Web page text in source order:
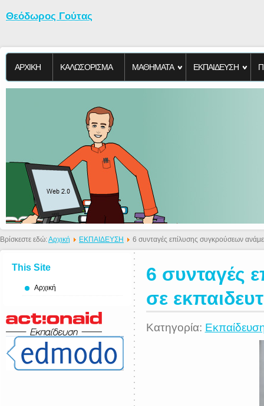
Θεόδωρος Γούτας
ΑΡΧΙΚΗ KΑΛΩΣΟΡΙΣΜΑ ΜΑΘΗΜΑΤΑ ΕΚΠΑΙΔΕΥΣΗ
Βρίσκεστε εδώ:Αρχική ΕΚΠΑΙΔΕΥΣΗ 6 συνταγές επίλυσης συγκρούσεων
This Site
Αρχική
6 συνταγές
σε
Κατηγορία: